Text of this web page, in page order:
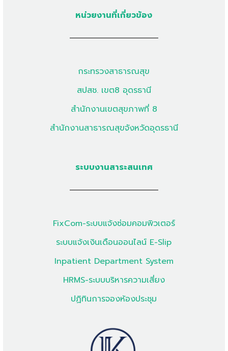
หน่วยงานที่เกี่ยวข้อง
กระทรวงสาธารณสุข
สปสช. เขต8 อุดรธานี
สำนักงานเขตสุขภาพที่ 8
สำนักงานสาธารณสุขจังหวัดอุดรธานี
ระบบงานสาระสนเทศ
FixCom-ระบบแจ้งซ่อมคอมพิวเตอร์
ระบบแจ้งเงินเดือนออนไลน์ E-Slip
Inpatient Department System
HRMS-ระบบบริหารความเสี่ยง
ปฏิทินการจองห้องประชุม